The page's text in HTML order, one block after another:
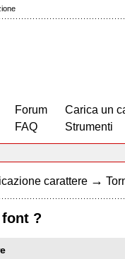
Forum
FAQ
Carica un
Strumenti
carattere →
?